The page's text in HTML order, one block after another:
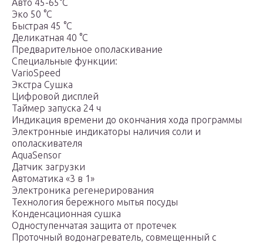
Авто 45-65°С
Эко 50 °С
Быстрая 45 °С
Деликатная 40 °С
Предварительное ополаскивание
Специальные функции:
VarioSpeed
Экстра Сушка
Цифровой дисплей
Таймер запуска 24 ч
Индикация времени до окончания хода программы
Электронные индикаторы наличия соли и
ополаскивателя
AquaSensor
Датчик загрузки
Автоматика «3 в 1»
Электроника регенерирования
Технология бережного мытья посуды
Конденсационная сушка
Одноступенчатая защита от протечек
Проточный водонагреватель, совмещенный с